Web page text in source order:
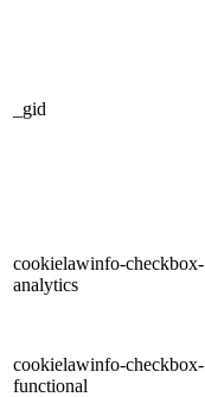
_gid
cookielawinfo-checkbox-
analytics
cookielawinfo-checkbox-
functional